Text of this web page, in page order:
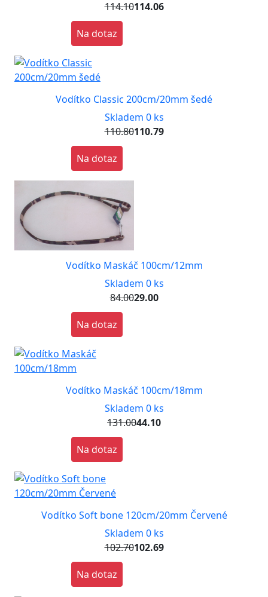
114.10114.06
Na dotaz
Vodítko Classic 200cm/20mm šedé
Skladem 0 ks
110.80110.79
Na dotaz
Vodítko Maskáč 100cm/12mm
Skladem 0 ks
84.0029.00
Na dotaz
Vodítko Maskáč 100cm/18mm
Skladem 0 ks
131.0044.10
Na dotaz
Vodítko Soft bone 120cm/20mm Červené
Skladem 0 ks
102.70102.69
Na dotaz